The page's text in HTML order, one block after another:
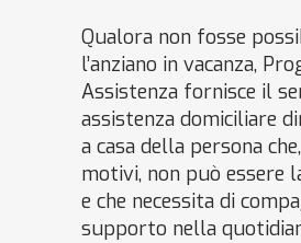
Qualora non fosse
l’anziano in vacanza,
Assistenza fornisce il
assistenza domiciliare
a casa della persona
motivi, non può essere
e che necessita di
supporto nella